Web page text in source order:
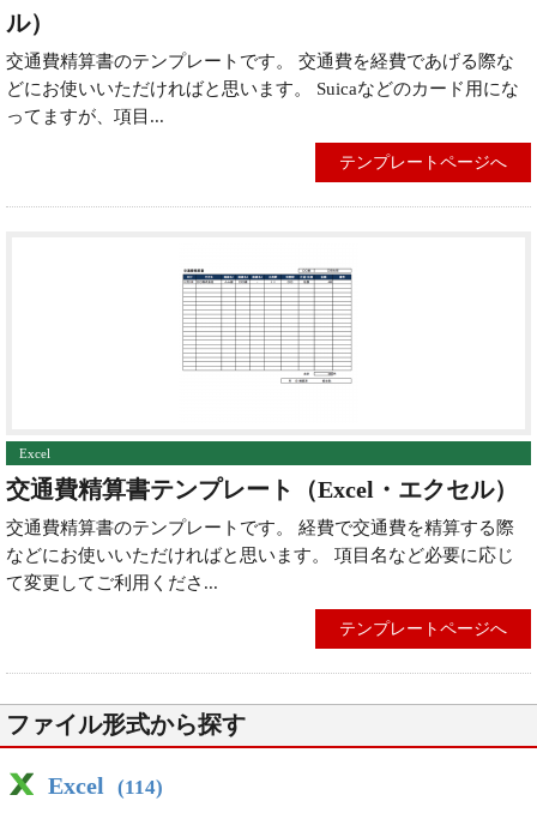
ル）
交通費精算書のテンプレートです。 交通費を経費であげる際な
どにお使いいただければと思います。 Suicaなどのカード用にな
ってますが、項目...
テンプレートページへ
Excel
交通費精算書テンプレート（Excel・エクセル）
交通費精算書のテンプレートです。 経費で交通費を精算する際
などにお使いいただければと思います。 項目名など必要に応じ
て変更してご利用くださ...
テンプレートページへ
ファイル形式から探す
Excel (114)